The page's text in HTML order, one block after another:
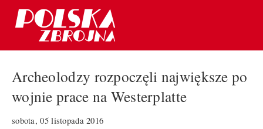
Archeolodzy rozpoczęli największe po
wojnie prace na Westerplatte
sobota, 05 listopada 2016